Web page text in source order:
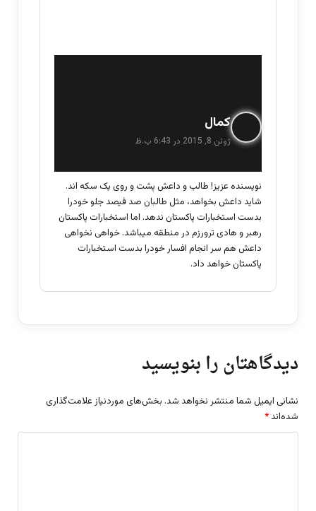
کمال
ف
:
ژوئن 8, 2015 در 6:43 ب.ظ
نویسنده عزیز! طالب و داعش پشت و روی یک سکه اند.
شاید داعش بخواهد، مثل طالبان صد فیصد جلو خودرا
بدست استخبارات پاکستان ندهد. اما استخبارات پاکستان
رهبر و هادی ترورزم در منطقه میباشد. خواهی نخواهی
داعش هم سر انجام افسار خودرا بدست استخبارات
پاکستان خواهد داد.
دیدگاهتان را بنویسید
نشانی ایمیل شما منتشر نخواهد شد. بخش‌های موردنیاز علامت‌گذاری
شده‌اند *